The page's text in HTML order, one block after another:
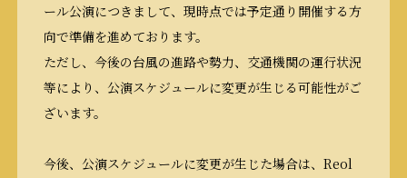
ール公演につきまして、現時点では予定通り開催する方
向で準備を進めております。
ただし、今後の台風の進路や勢力、交通機関の運行状況
等により、公演スケジュールに変更が生じる可能性がご
ざいます。
今後、公演スケジュールに変更が生じた場合は、Reol